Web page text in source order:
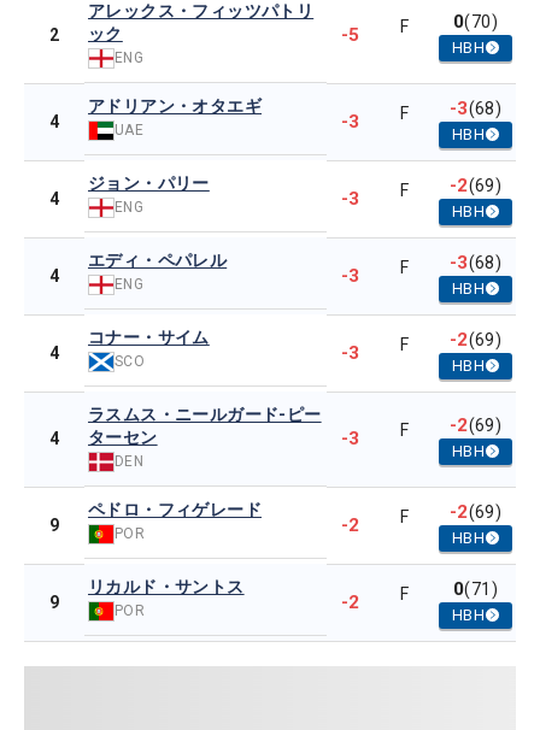
2
アレックス・フィッツパトリ
ック
ENG
-5 F 0(70)
HBH
4
アドリアン・オタエギ
UAE -3 F -3(68)
HBH
4
ジョン・パリー
ENG -3 F -2(69)
HBH
4
エディ・ペパレル
ENG -3 F -3(68)
HBH
4
コナー・サイム
SCO -3 F -2(69)
HBH
4
ラスムス・ニールガード-ピー
ターセン
DEN
-3 F -2(69)
HBH
9
ペドロ・フィゲレード
POR -2 F -2(69)
HBH
9
リカルド・サントス
POR -2 F 0(71)
HBH